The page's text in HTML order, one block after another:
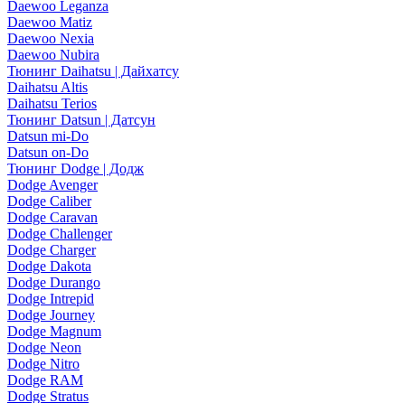
Daewoo Leganza
Daewoo Matiz
Daewoo Nexia
Daewoo Nubira
Тюнинг Daihatsu | Дайхатсу
Daihatsu Altis
Daihatsu Terios
Тюнинг Datsun | Датсун
Datsun mi-Do
Datsun on-Do
Тюнинг Dodge | Додж
Dodge Avenger
Dodge Caliber
Dodge Caravan
Dodge Challenger
Dodge Charger
Dodge Dakota
Dodge Durango
Dodge Intrepid
Dodge Journey
Dodge Magnum
Dodge Neon
Dodge Nitro
Dodge RAM
Dodge Stratus